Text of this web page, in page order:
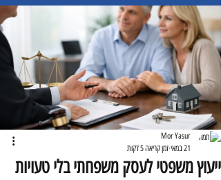
ייעוץ משפטי לעסק משפחתי בלי טעויות
Mor Yasur
21 במאי
זמן קריאה 5 דקות